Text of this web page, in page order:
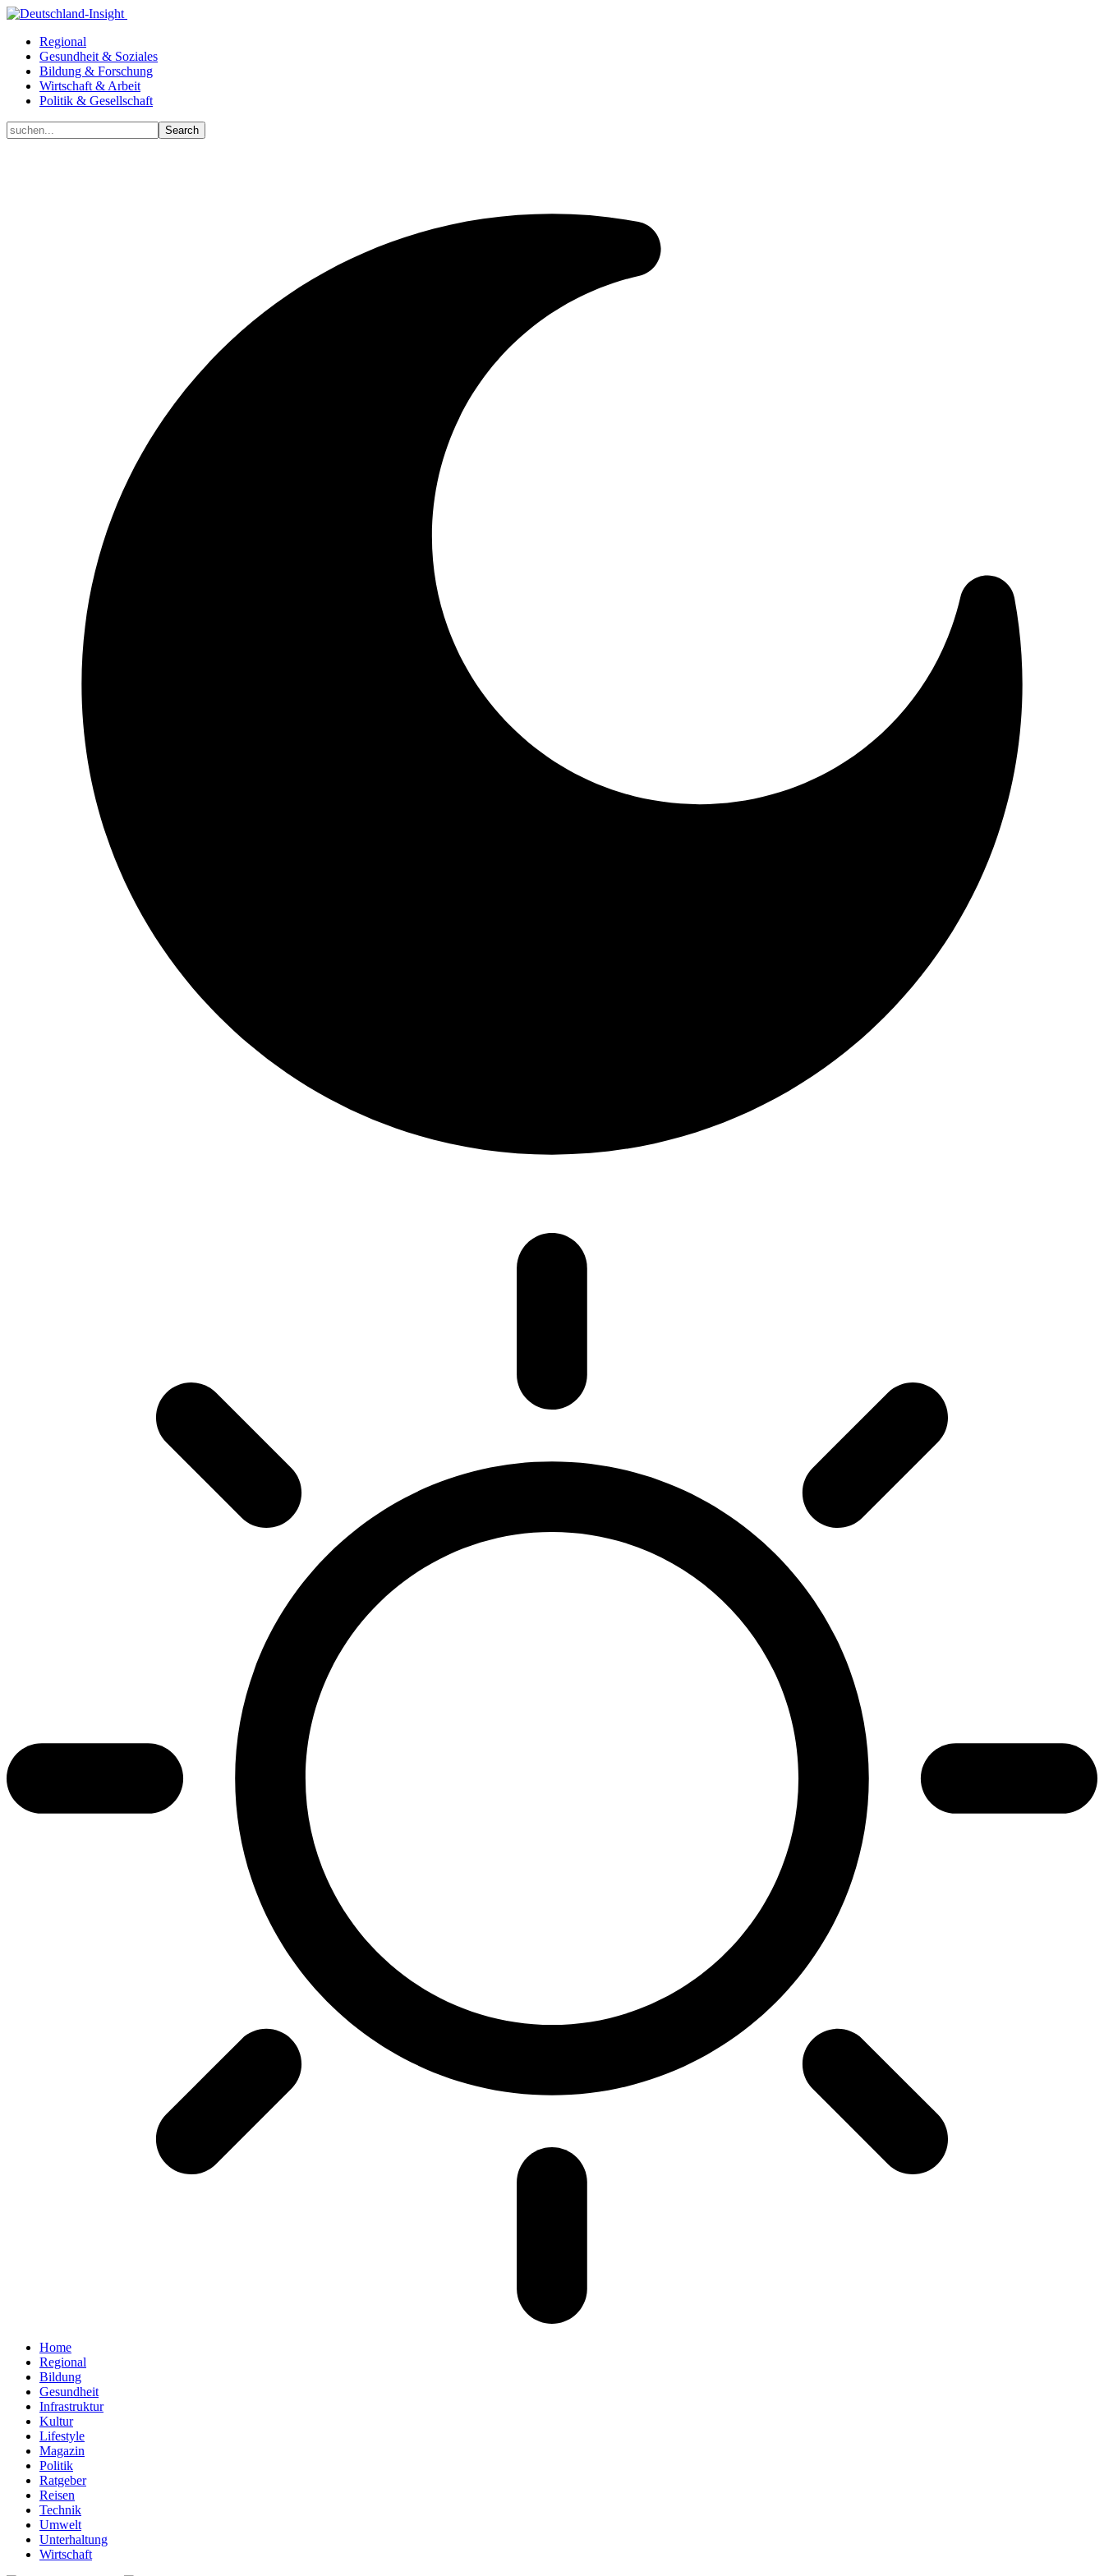
Regional
Gesundheit & Soziales
Bildung & Forschung
Wirtschaft & Arbeit
Politik & Gesellschaft
Home
Regional
Bildung
Gesundheit
Infrastruktur
Kultur
Lifestyle
Magazin
Politik
Ratgeber
Reisen
Technik
Umwelt
Unterhaltung
Wirtschaft